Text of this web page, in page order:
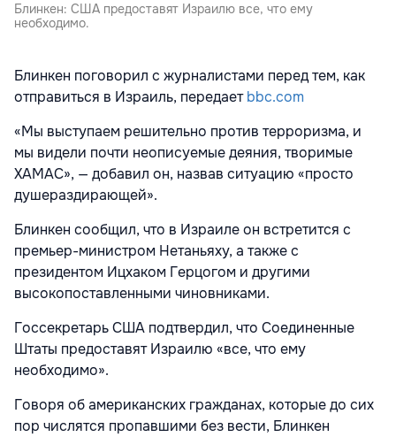
Блинкен: США предоставят Израилю все, что ему
необходимо.
Блинкен поговорил с журналистами перед тем, как
отправиться в Израиль, передаетbbc.com
«Мы выступаем решительно против терроризма, и
мы видели почти неописуемые деяния, творимые
ХАМАС», — добавил он, назвав ситуацию «просто
душераздирающей».
Блинкен сообщил, что в Израиле он встретится с
премьер-министром Нетаньяху, а также с
президентом Ицхаком Герцогом и другими
высокопоставленными чиновниками.
Госсекретарь США подтвердил, что Соединенные
Штаты предоставят Израилю «все, что ему
необходимо».
Говоря об американских гражданах, которые до сих
пор числятся пропавшими без вести, Блинкен